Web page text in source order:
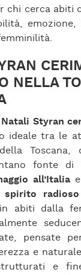
chi cerca abiti
NELLA
Natali Styran
ideale tra le
fonte di
all’Italiae
spirito
abiti dalla
pensate
e
e